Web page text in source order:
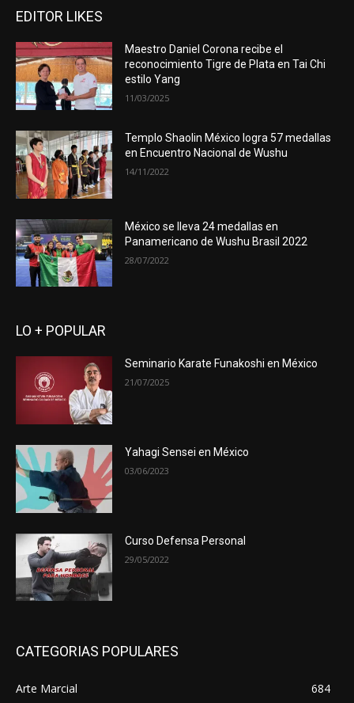
EDITOR LIKES
Maestro Daniel Corona recibe el
reconocimiento Tigre de Plata en Tai Chi
estilo Yang
11/03/2025
Templo Shaolin México logra 57 medallas
en Encuentro Nacional de Wushu
14/11/2022
México se lleva 24 medallas en
Panamericano de Wushu Brasil 2022
28/07/2022
LO + POPULAR
Seminario Karate Funakoshi en México
21/07/2025
Yahagi Sensei en México
03/06/2023
Curso Defensa Personal
29/05/2022
CATEGORIAS POPULARES
Arte Marcial
684